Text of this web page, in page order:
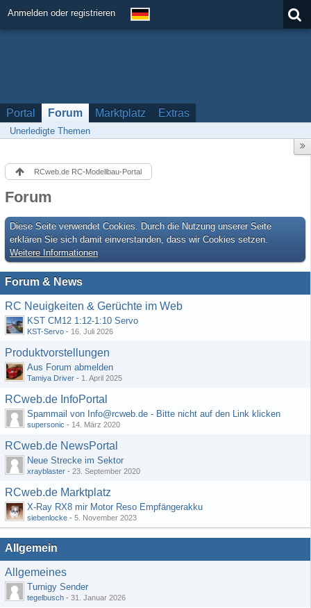
Anmelden oder registrieren
Portal Forum Marktplatz Extras
Unerledigte Themen
RCweb.de RC-Modellbau-Portal
Forum
Diese Seite verwendet Cookies. Durch die Nutzung unserer Seite
erklären Sie sich damit einverstanden, dass wir Cookies setzen.
Weitere Informationen
Forum & News
RC Neuigkeiten & Gerüchte im Web
KST CM12 1:12-1:10 Servo
KST-Servo - 16. Juli 2026
Produktvorstellungen
Aus Forum abmelden
Tamiya Driver - 1. April 2025
RCweb.de InfoPortal
Spammail von Info@rcweb.de - Bitte nicht auf den Link klicken
supersonic - 14. März 2020
RCweb.de NewsPortal
Neue Strecke im Sektor
xrayblaster - 23. September 2020
RCweb.de Marktplatz
X-Ray RX8 mir Motor Reso Empfängerakku
siebenlocke - 5. November 2023
Allgemein
Allgemeines
Turnigy Sender
tegelbusch - 31. Januar 2026